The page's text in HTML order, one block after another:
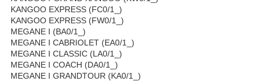
KANGOO EXPRESS (FC0/1_)
KANGOO EXPRESS (FW0/1_)
MEGANE I (BA0/1_)
MEGANE I CABRIOLET (EA0/1_)
MEGANE I CLASSIC (LA0/1_)
MEGANE I COACH (DA0/1_)
MEGANE I GRANDTOUR (KA0/1_)